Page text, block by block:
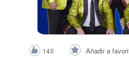
140 Añadir a